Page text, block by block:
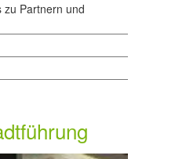
zu Partnern und